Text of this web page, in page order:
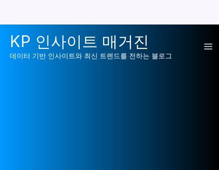
KP 인사이트 매거진
데이터 기반 인사이트와 최신 트렌드를 전하는 블로그